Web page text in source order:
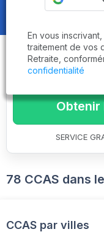
Obtenir
SERVICE
78 CCAS dans
CCAS par villes
En vous
traitement de vos
Retraite,
confidentialité